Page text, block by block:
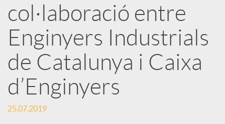
r
t
i
r
col·laboració entre
Enginyers Industrials
de Catalunya i Caixa
d’Enginyers
25.07.2019